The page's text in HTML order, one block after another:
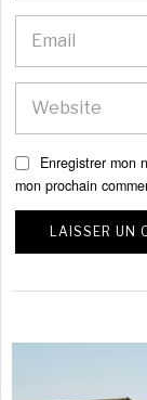
Enregistrer mon
mon prochain